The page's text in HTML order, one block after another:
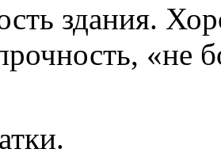
здания.
«не